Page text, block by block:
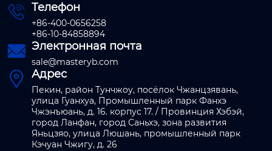
 Телефон
+86-400-0656258
+86-10-84858894
 Электронная почта
sale@masteryb.com
 Адрес
Пекин, район Тунчжоу, посёлок Чжанцзявань,
улица Гуанхуа, Промышленный парк Фанхэ
Чжэнъюань, д. 16. корпус 17. / Провинция Хэбэй,
город Ланфан, город Саньхэ, зона развития
Яньцзяо, улица Люшань, промышленный парк
Кэчуан Чжигу, д. 26